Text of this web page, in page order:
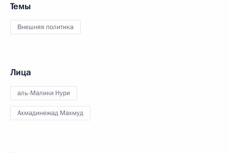
Темы
Внешняя политика
Лица
аль-Малики Нури
Ахмадинежад Махмуд